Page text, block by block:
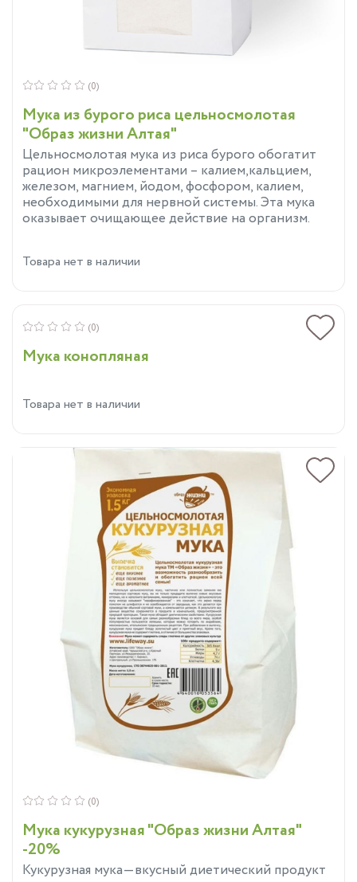
Мука из бурого риса цельносмолотая
"Образ жизни Алтая"
Цельносмолотая мука из риса бурого​ обогатит
рацион микроэлементами – калием,кальцием,
железом, магнием, йодом, фосфором, калием,
необходимыми для нервной системы. Эта мука
оказывает очищающее действие на организм.
(0)
Товара нет в наличии
Мука конопляная
(0)
Товара нет в наличии
Мука кукурузная "Образ жизни Алтая"
-20%
Кукурузная мука—вкусный диетический продукт
(0)